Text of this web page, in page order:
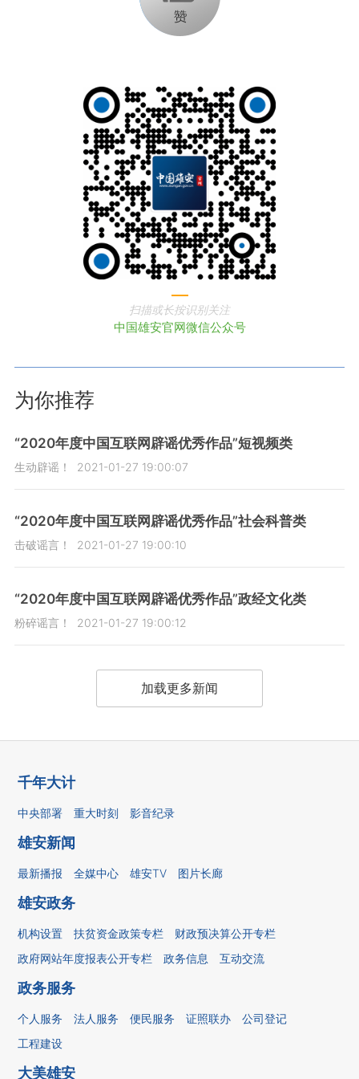
扫描或长按识别关注
中国雄安官网微信公众号
为你推荐
“2020年度中国互联网辟谣优秀作品”短视频类
生动辟谣！ 2021-01-27 19:00:07
“2020年度中国互联网辟谣优秀作品”社会科普类
击破谣言！ 2021-01-27 19:00:10
“2020年度中国互联网辟谣优秀作品”政经文化类
粉碎谣言！ 2021-01-27 19:00:12
加载更多新闻
千年大计
中央部署 重大时刻 影音纪录
雄安新闻
最新播报 全媒中心 雄安TV 图片长廊
雄安政务
机构设置 扶贫资金政策专栏
财政预决算公开专栏
政府网站年度报表公开专栏
政务信息 互动交流
政务服务
个人服务 法人服务 便民服务 证照联办
公司登记
工程建设
大美雄安